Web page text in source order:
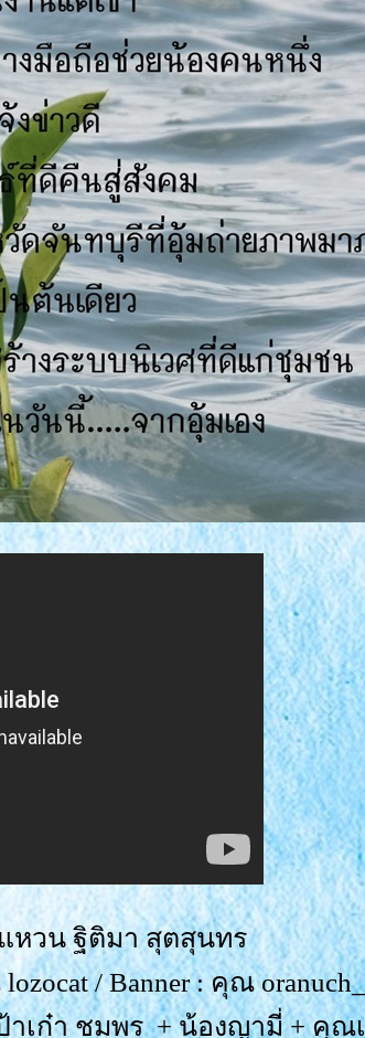
หวน ฐิติมา สุตสุนทร
/ Banner : คุณ
าเก๋า ชมพร + น้องญามี่ + คุณ